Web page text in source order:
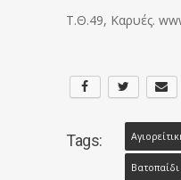
Τ.Θ.49, Καρυές.
Tags:
Βατοπαίδι